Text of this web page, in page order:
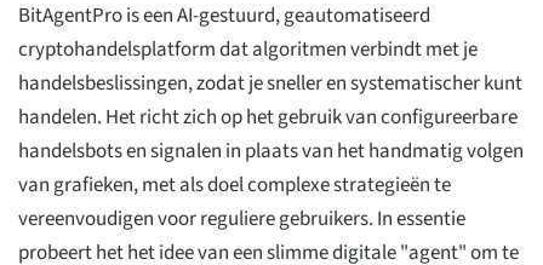
BitAgentPro is een AI-gestuurd, geautomatiseerd
cryptohandelsplatform dat algoritmen verbindt met je
handelsbeslissingen, zodat je sneller en systematischer kunt
handelen. Het richt zich op het gebruik van configureerbare
handelsbots en signalen in plaats van het handmatig volgen
van grafieken, met als doel complexe strategieën te
vereenvoudigen voor reguliere gebruikers. In essentie
probeert het het idee van een slimme digitale "agent" om te